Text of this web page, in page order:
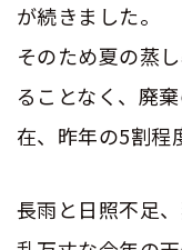
が続きました。
そのため夏の蒸
ることなく、廃
在、昨年の5割程
長雨と日照不足